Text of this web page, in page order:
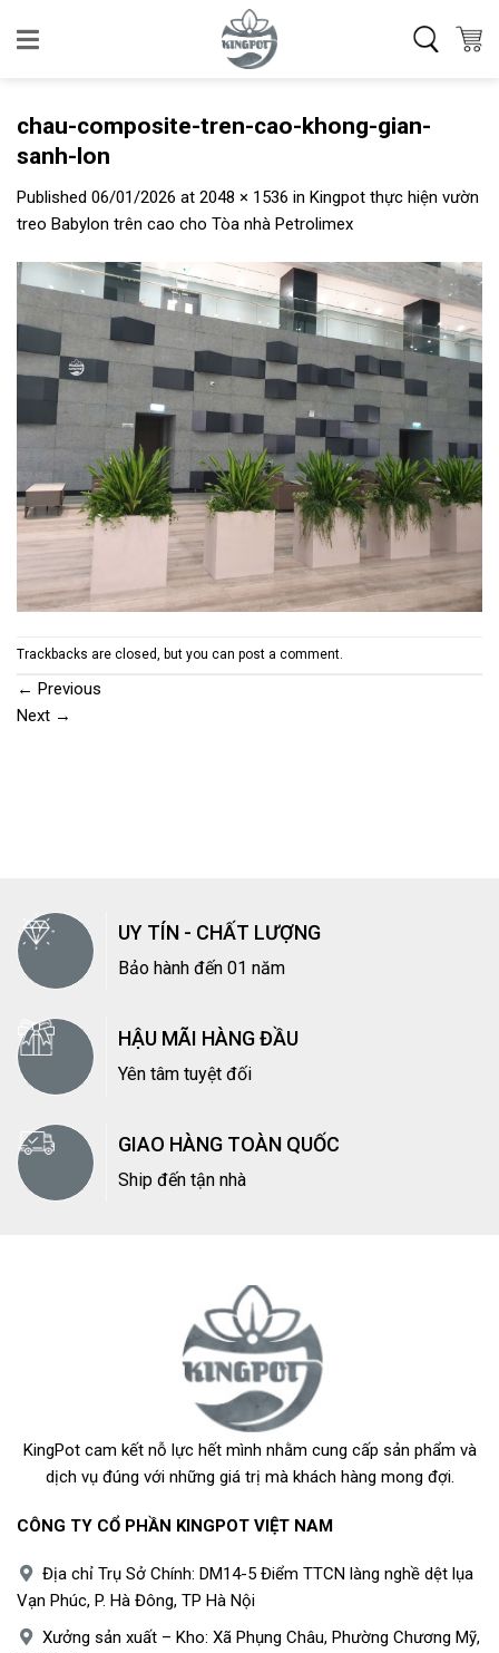
chau-composite-tren-cao-khong-gian-
sanh-lon
Published 06/01/2026 at 2048 × 1536 in Kingpot thực hiện vườn
treo Babylon trên cao cho Tòa nhà Petrolimex
Trackbacks are closed, but you can post a comment.
← Previous
Next →
UY TÍN - CHẤT LƯỢNG
Bảo hành đến 01 năm
HẬU MÃI HÀNG ĐẦU
Yên tâm tuyệt đối
GIAO HÀNG TOÀN QUỐC
Ship đến tận nhà
KingPot cam kết nỗ lực hết mình nhằm cung cấp sản phẩm và
dịch vụ đúng với những giá trị mà khách hàng mong đợi.
CÔNG TY CỔ PHẦN KINGPOT VIỆT NAM
Địa chỉ Trụ Sở Chính: DM14-5 Điểm TTCN làng nghề dệt lụa
Vạn Phúc, P. Hà Đông, TP Hà Nội
Xưởng sản xuất – Kho: Xã Phụng Châu, Phường Chương Mỹ,